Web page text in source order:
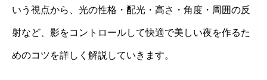
いう視点から、光の性格・配光・高さ・角度・周囲の反
射など、影をコントロールして快適で美しい夜を作るた
めのコツを詳しく解説していきます。